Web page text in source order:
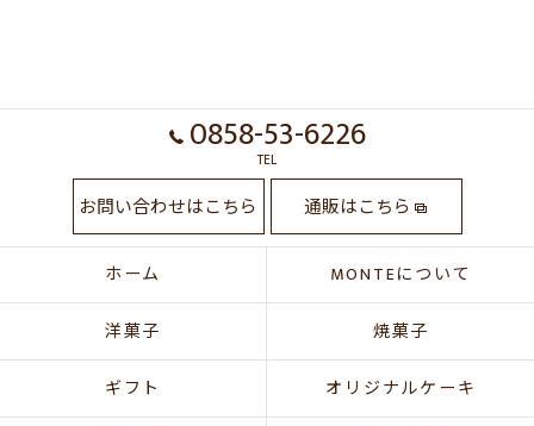
0858-53-6226
TEL
お問い合わせはこちら 通販はこちら
ホーム MONTEについて
洋菓子 焼菓子
ギフト オリジナルケーキ